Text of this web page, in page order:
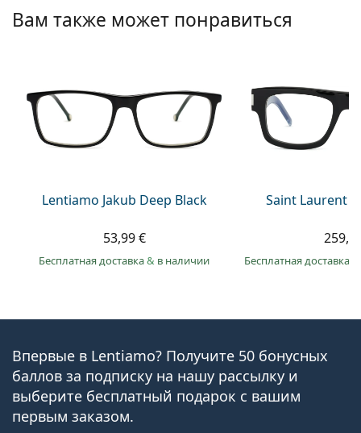
Вам также может понравиться
Lentiamo Jakub Deep Black
53,99 €
Бесплатная доставка& в наличии
Saint Laurent
Бесплатная доставка
Впервые в Lentiamo? Получите 50 бонусных
баллов за подписку на нашу рассылку и
выберите бесплатный подарок с вашим
первым заказом.